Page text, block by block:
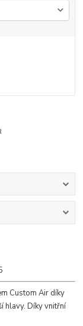
Custom Air díky
hlavy. Díky vnitřní